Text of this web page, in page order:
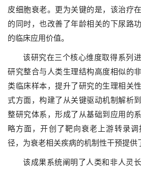
皮细胞衰老。更为关键的是，该治疗
的同时，也改善了年龄相关的下尿路
的临床应用价值。
该研究在三个核心维度取得系列
研究整合与人类生理结构高度相似的
类临床样本，提升了研究的生理相关
式方面，构建了从关键驱动机制解析
整研究体系，形成了从基础到应用的
略方面，开创了靶向衰老上游转录
径，为衰老相关疾病的机制性干预提供
该成果系统阐明了人类和非人灵